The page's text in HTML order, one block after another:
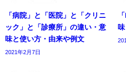
「病院」と「医院」と「クリニ
ック」と「診療所」の違い・意
味と使い方・由来や例文
2021年2月7日